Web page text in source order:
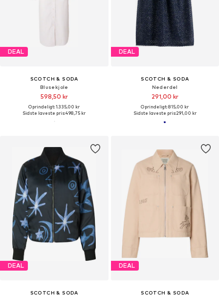
DEAL
SCOTCH & SODA
Blusekjole
598,50 kr
Oprindeligt: 1.335,00 kr
Sidste laveste pris:498,75 kr
DEAL
SCOTCH & SODA
Nederdel
291,00 kr
Oprindeligt: 815,00 kr
Sidste laveste pris:291,00 kr
DEAL
SCOTCH & SODA
DEAL
SCOTCH & SODA